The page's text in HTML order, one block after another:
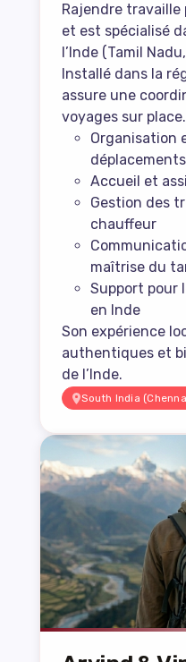
Rajendre travaille
et est spécialisé
l’Inde (Tamil
Installé dans la
assure une
voyages sur place.
Organisation
Accueil et
Gestion des
chauffeur
maîtrise du
Support pour
en Inde
Son expérience
authentiques et
de l’Inde.
South India